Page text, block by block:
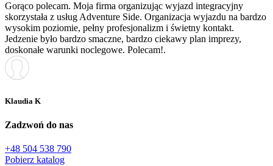
Gorąco polecam. Moja firma organizując wyjazd integracyjny
skorzystała z usług Adventure Side. Organizacja wyjazdu na bardzo
wysokim poziomie, pełny profesjonalizm i świetny kontakt.
Jedzenie było bardzo smaczne, bardzo ciekawy plan imprezy,
doskonałe warunki noclegowe. Polecam!.
Klaudia K
Zadzwoń do nas
+48 504 538 790
Pobierz katalog